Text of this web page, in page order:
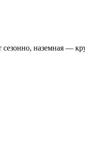
сезонно, наземная —